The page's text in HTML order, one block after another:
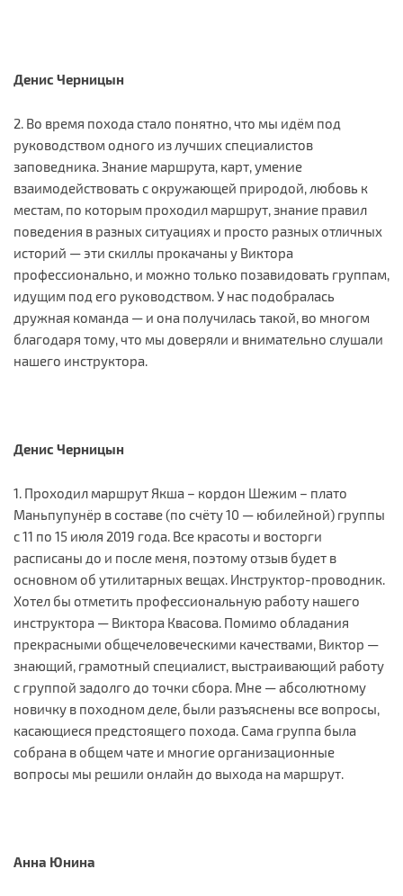
Денис Черницын
2. Во время похода стало понятно, что мы идём под
руководством одного из лучших специалистов
заповедника. Знание маршрута, карт, умение
взаимодействовать с окружающей природой, любовь к
местам, по которым проходил маршрут, знание правил
поведения в разных ситуациях и просто разных отличных
историй — эти скиллы прокачаны у Виктора
профессионально, и можно только позавидовать группам,
идущим под его руководством. У нас подобралась
дружная команда — и она получилась такой, во многом
благодаря тому, что мы доверяли и внимательно слушали
нашего инструктора.
Денис Черницын
1. Проходил маршрут Якша – кордон Шежим – плато
Маньпупунёр в составе (по счёту 10 — юбилейной) группы
с 11 по 15 июля 2019 года. Все красоты и восторги
расписаны до и после меня, поэтому отзыв будет в
основном об утилитарных вещах. Инструктор-проводник.
Хотел бы отметить профессиональную работу нашего
инструктора — Виктора Квасова. Помимо обладания
прекрасными общечеловеческими качествами, Виктор —
знающий, грамотный специалист, выстраивающий работу
с группой задолго до точки сбора. Мне — абсолютному
новичку в походном деле, были разъяснены все вопросы,
касающиеся предстоящего похода. Сама группа была
собрана в общем чате и многие организационные
вопросы мы решили онлайн до выхода на маршрут.
Анна Юнина